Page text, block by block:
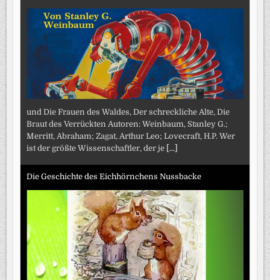
und Die Frauen des Waldes, Der schreckliche Alte, Die
Braut des Verrückten Autoren: Weinbaum, Stanley G.;
Merritt, Abraham; Zagat, Arthur Leo; Lovecraft, H.P. Wer
ist der größte Wissenschaftler, der je [...]
Die Geschichte des Eichhörnchens Nussbacke